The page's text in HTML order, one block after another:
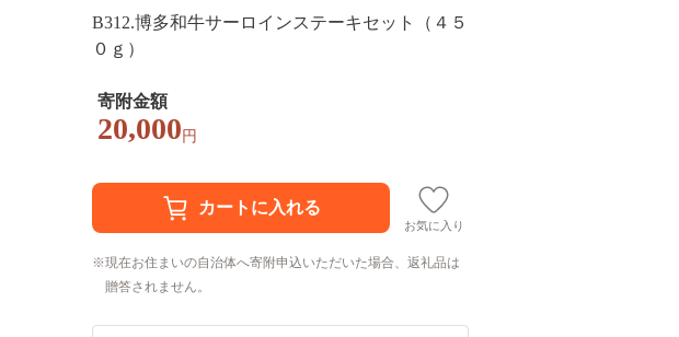
B312.博多和牛サーロインステーキセット（４５
０ｇ）
寄附金額
20,000 円
お気に入り
現在お住まいの自治体へ寄附申込いただいた場合、返礼品は
贈答されません。